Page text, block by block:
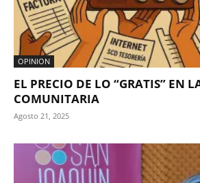
OPINION
EL PRECIO DE LO “GRATIS” EN
COMUNITARIA
Agosto 21, 2025